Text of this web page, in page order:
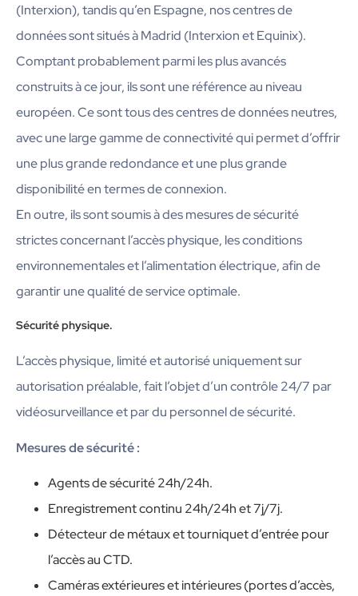
(Interxion), tandis qu’en Espagne, nos centres de
données sont situés à Madrid (Interxion et Equinix).
Comptant probablement parmi les plus avancés
construits à ce jour, ils sont une référence au niveau
européen. Ce sont tous des centres de données neutres,
avec une large gamme de connectivité qui permet d’offrir
une plus grande redondance et une plus grande
disponibilité en termes de connexion.
En outre, ils sont soumis à des mesures de sécurité
strictes concernant l’accès physique, les conditions
environnementales et l’alimentation électrique, afin de
garantir une qualité de service optimale.
Sécurité physique.
L’accès physique, limité et autorisé uniquement sur
autorisation préalable, fait l’objet d’un contrôle 24/7 par
vidéosurveillance et par du personnel de sécurité.
Mesures de sécurité :
Agents de sécurité 24h/24h.
Enregistrement continu 24h/24h et 7j/7j.
Détecteur de métaux et tourniquet d’entrée pour
l’accès au CTD.
Caméras extérieures et intérieures (portes d’accès,